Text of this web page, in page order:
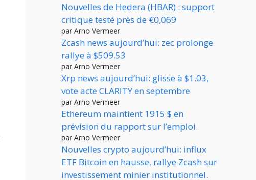
Nouvelles de Hedera (HBAR) : support
critique testé près de €0,069
par Arno Vermeer
Zcash news aujourd’hui: zec prolonge
rallye à $509.53
par Arno Vermeer
Xrp news aujourd’hui: glisse à $1.03,
vote acte CLARITY en septembre
par Arno Vermeer
Ethereum maintient 1915 $ en
prévision du rapport sur l’emploi.
par Arno Vermeer
Nouvelles crypto aujourd’hui: influx
ETF Bitcoin en hausse, rallye Zcash sur
investissement minier institutionnel.